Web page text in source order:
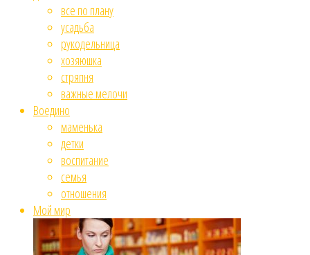
все по плану
усадьба
рукодельница
хозяюшка
стряпня
важные мелочи
Воедино
маменька
детки
воспитание
семья
отношения
Мой мир